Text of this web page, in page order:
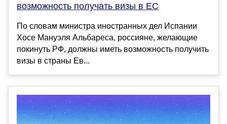
возможность получать визы в ЕС
По словам министра иностранных дел Испании
Хосе Мануэля Альбареса, россияне, желающие
покинуть РФ, должны иметь возможность получить
визы в страны Ев...